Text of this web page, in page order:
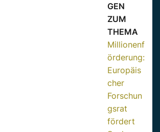
GEN
ZUM
THEMA
Millionenf
örderung:
Europäis
cher
Forschun
gsrat
fördert